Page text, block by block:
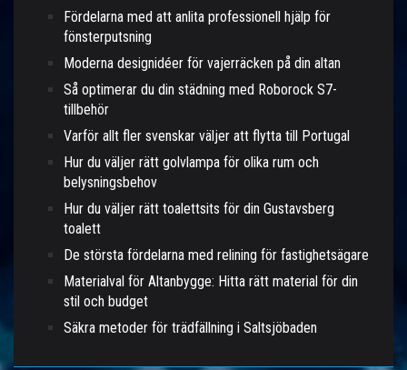
Fördelarna med att anlita professionell hjälp för
fönsterputsning
Moderna designidéer för vajerräcken på din altan
Så optimerar du din städning med Roborock S7-
tillbehör
Varför allt fler svenskar väljer att flytta till Portugal
Hur du väljer rätt golvlampa för olika rum och
belysningsbehov
Hur du väljer rätt toalettsits för din Gustavsberg
toalett
De största fördelarna med relining för fastighetsägare
Materialval för Altanbygge: Hitta rätt material för din
stil och budget
Säkra metoder för trädfällning i Saltsjöbaden